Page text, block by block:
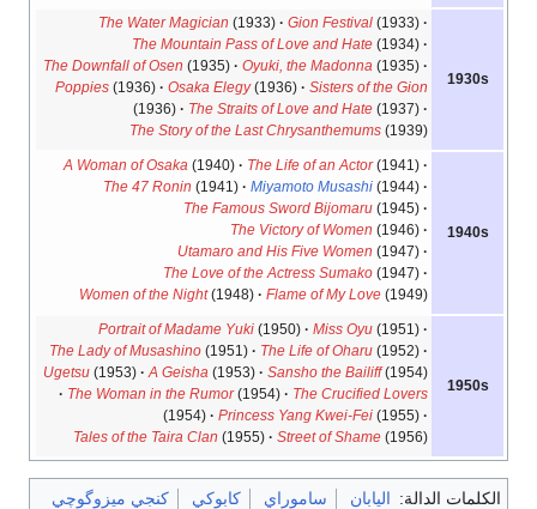
1930s
The Water Magician (1933) Gion Festival(1933)
The Mountain Pass of Love and Hate(1934)
The Downfall of Osen (1935) Oyuki, the Madonna (1935)
Poppies(1936) Osaka Elegy(1936)
Sisters of the Gion
(1936)
The Straits of Love and Hate(1937)
The Story of the Last Chrysanthemums(1939)
1940s
A Woman of Osaka (1940) The Life of an Actor(1941)
The 47 Ronin (1941) Miyamoto Musashi(1944)
The Famous Sword Bijomaru(1945)
The Victory of Women (1946)
Utamaro and His Five Women (1947)
The Love of the Actress Sumako(1947)
Women of the Night(1948) Flame of My Love(1949)
1950s
Portrait of Madame Yuki(1950) Miss Oyu(1951)
The Lady of Musashino(1951) The Life of Oharu(1952)
Ugetsu(1953) A Geisha (1953) Sansho the Bailiff(1954)
The Woman in the Rumor(1954)
The Crucified Lovers
(1954)
Princess Yang Kwei-Fei(1955)
Tales of the Taira Clan (1955) Street of Shame(1956)
الكلمات الدالة: اليابان ساموراي كابوكي
كنجي ميزوگوچي